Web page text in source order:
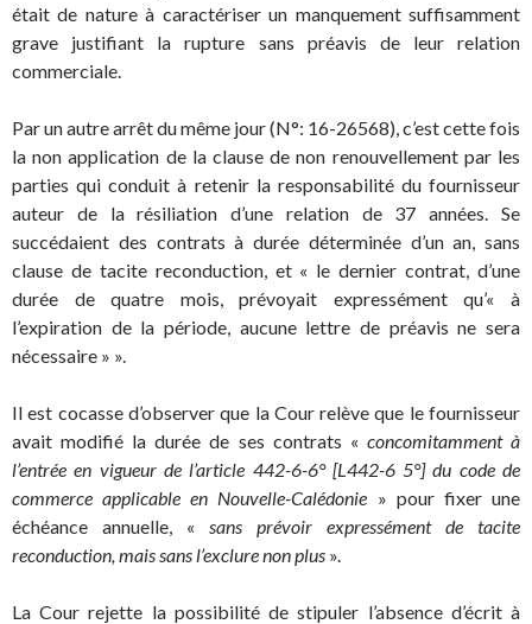
était de nature à caractériser un manquement suffisamment
grave justifiant la rupture sans préavis de leur relation
commerciale.
Par un autre arrêt du même jour (N°: 16-26568), c’est cette fois
la non application de la clause de non renouvellement par les
parties qui conduit à retenir la responsabilité du fournisseur
auteur de la résiliation d’une relation de 37 années. Se
succédaient des contrats à durée déterminée d’un an, sans
clause de tacite reconduction, et « le dernier contrat, d’une
durée de quatre mois, prévoyait expressément qu’« à
l’expiration de la période, aucune lettre de préavis ne sera
nécessaire » ».
Il est cocasse d’observer que la Cour relève que le fournisseur
avait modifié la durée de ses contrats « concomitamment à
l’entrée en vigueur de l’article 442-6-6° [L442-6 5°] du code de
commerce applicable en Nouvelle-Calédonie » pour fixer une
échéance annuelle, « sans prévoir expressément de tacite
reconduction, mais sans l’exclure non plus ».
La Cour rejette la possibilité de stipuler l’absence d’écrit à